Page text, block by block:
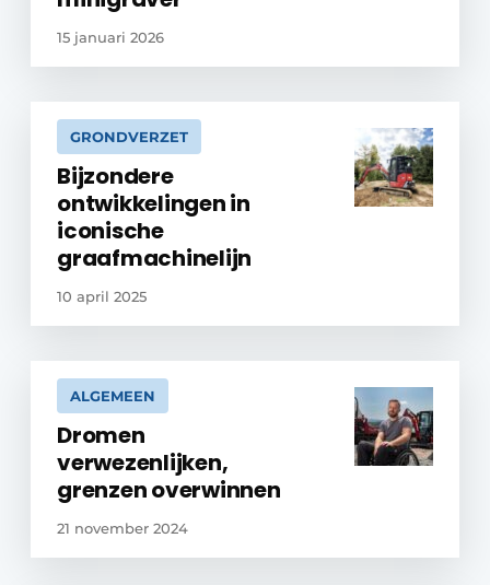
15 januari 2026
GRONDVERZET
Bijzondere
ontwikkelingen in
iconische
graafmachinelijn
10 april 2025
ALGEMEEN
Dromen
verwezenlijken,
grenzen overwinnen
21 november 2024